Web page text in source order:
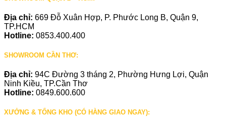
Địa chỉ: 669 Đỗ Xuân Hợp, P. Phước Long B, Quận 9,
TP.HCM
Hotline: 0853.400.400
SHOWROOM CẦN THƠ:
Địa chỉ: 94C Đường 3 tháng 2, Phường Hưng Lợi, Quận
Ninh Kiều, TP.Cần Thơ
Hotline: 0849.600.600
XƯỞNG & TỔNG KHO (CÓ HÀNG GIAO NGAY):